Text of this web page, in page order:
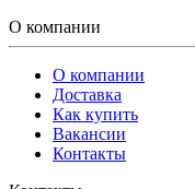
О компании
О компании
Доставка
Как купить
Вакансии
Контакты